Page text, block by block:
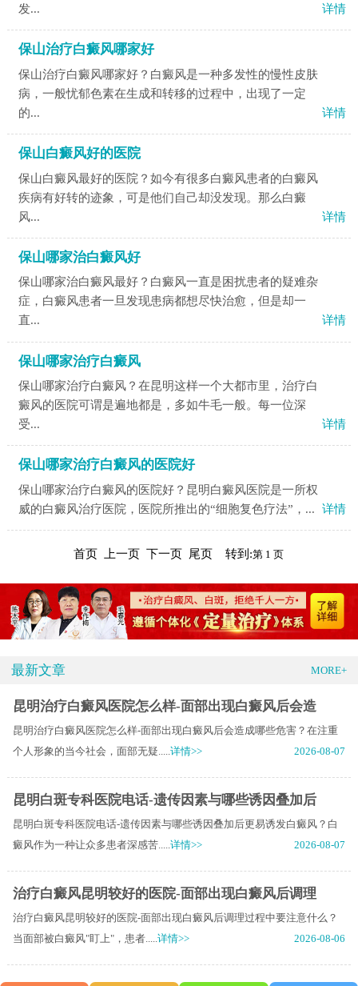
发...
详情
保山治疗白癜风哪家好
保山治疗白癜风哪家好？白癜风是一种多发性的慢性皮肤
病，一般忧郁色素在生成和转移的过程中，出现了一定
的...
详情
保山白癜风好的医院
保山白癜风最好的医院？如今有很多白癜风患者的白癜风
疾病有好转的迹象，可是他们自己却没发现。那么白癜
风...
详情
保山哪家治白癜风好
保山哪家治白癜风最好？白癜风一直是困扰患者的疑难杂
症，白癜风患者一旦发现患病都想尽快治愈，但是却一
直...
详情
保山哪家治疗白癜风
保山哪家治疗白癜风？在昆明这样一个大都市里，治疗白
癜风的医院可谓是遍地都是，多如牛毛一般。每一位深
受...
详情
保山哪家治疗白癜风的医院好
保山哪家治疗白癜风的医院好？昆明白癜风医院是一所权
威的白癜风治疗医院，医院所推出的“细胞复色疗法”，...
详情
首页 上一页 下一页 尾页 转到:
最新文章 MORE+
昆明治疗白癜风医院怎么样-面部出现白癜风后会造
昆明治疗白癜风医院怎么样-面部出现白癜风后会造成哪些危害？在注重
个人形象的当今社会，面部无疑.....详情>> 2026-08-07
昆明白斑专科医院电话-遗传因素与哪些诱因叠加后
昆明白斑专科医院电话-遗传因素与哪些诱因叠加后更易诱发白癜风？白
癜风作为一种让众多患者深感苦.....详情>> 2026-08-07
治疗白癜风昆明较好的医院-面部出现白癜风后调理
治疗白癜风昆明较好的医院-面部出现白癜风后调理过程中要注意什么？
当面部被白癜风"盯上"，患者.....详情>> 2026-08-06